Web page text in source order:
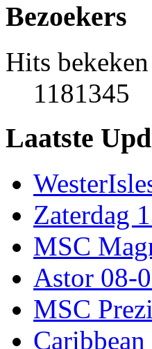
Bezoekers
Hits
1181345
Laatste
Zaterdag
MSC
Astor 08-
MSC